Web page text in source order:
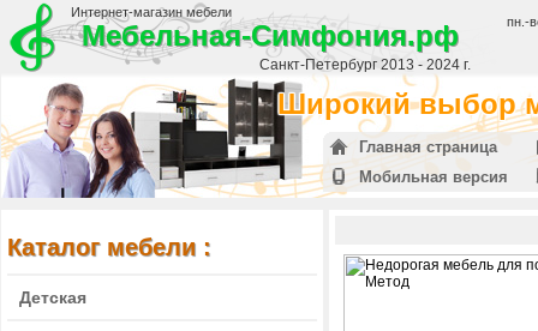
Интернет-магазин мебели
Мебельная-Симфония.рф
Санкт-Петербург 2013 - 2024 г.
пн.-
Широкий выбор
Главная страница
Мобильная версия
Каталог мебели :
Детская